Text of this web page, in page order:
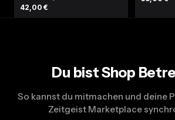
42,00 €
Du bist Shop
So kannst du mitmachen und deine
Zeitgeist Marketplace